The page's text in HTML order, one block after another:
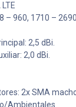
– 960, 1710 –
2,5 dBi.
2,0 dBi.
2x SMA
Ambientales